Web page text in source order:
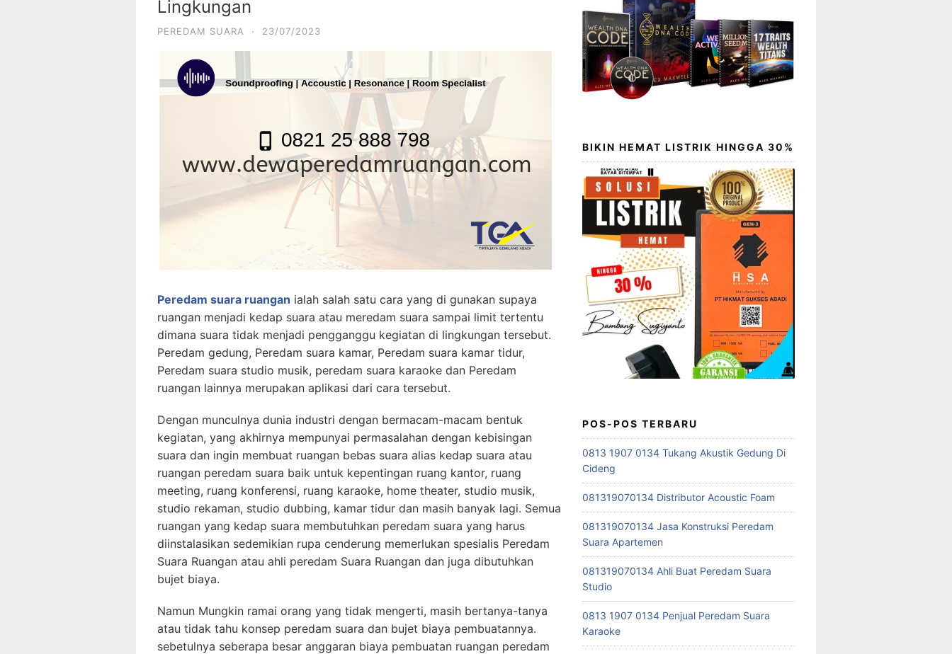
Lingkungan
PEREDAM SUARA · 23/07/2023
Peredam suara ruangan ialah salah satu cara yang di gunakan supaya
ruangan menjadi kedap suara atau meredam suara sampai limit tertentu
dimana suara tidak menjadi pengganggu kegiatan di lingkungan tersebut.
Peredam gedung, Peredam suara kamar, Peredam suara kamar tidur,
Peredam suara studio musik, peredam suara karaoke dan Peredam
ruangan lainnya merupakan aplikasi dari cara tersebut.
Dengan munculnya dunia industri dengan bermacam-macam bentuk
kegiatan, yang akhirnya mempunyai permasalahan dengan kebisingan
suara dan ingin membuat ruangan bebas suara alias kedap suara atau
ruangan peredam suara baik untuk kepentingan ruang kantor, ruang
meeting, ruang konferensi, ruang karaoke, home theater, studio musik,
studio rekaman, studio dubbing, kamar tidur dan masih banyak lagi. Semua
ruangan yang kedap suara membutuhkan peredam suara yang harus
diinstalasikan sedemikian rupa cenderung memerlukan spesialis Peredam
Suara Ruangan atau ahli peredam Suara Ruangan dan juga dibutuhkan
bujet biaya.
Namun Mungkin ramai orang yang tidak mengerti, masih bertanya-tanya
atau tidak tahu konsep peredam suara dan bujet biaya pembuatannya.
sebetulnya seberapa besar anggaran biaya pembuatan ruangan peredam
BIKIN HEMAT LISTRIK HINGGA 30%
POS-POS TERBARU
0813 1907 0134 Tukang Akustik Gedung Di
Cideng
081319070134 Distributor Acoustic Foam
081319070134 Jasa Konstruksi Peredam
Suara Apartemen
081319070134 Ahli Buat Peredam Suara
Studio
0813 1907 0134 Penjual Peredam Suara
Karaoke